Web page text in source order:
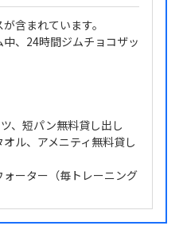
含まれています。
、24時間ジムチョコザッ
、短パン無料貸し出し
ル、アメニティ無料貸し
ォーター（毎トレーニング